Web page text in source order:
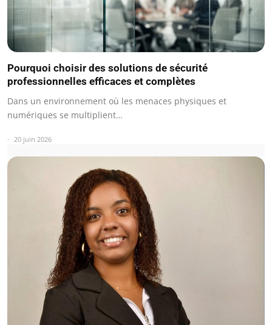
Pourquoi choisir des solutions de sécurité
professionnelles efficaces et complètes
Dans un environnement où les menaces physiques et
numériques se multiplient…
20 juin 2026